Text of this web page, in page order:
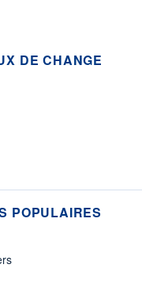
DE CHANGE
POPULAIRES